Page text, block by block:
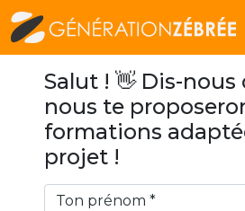
Salut ! 👋 Dis-nous
nous te
formations
projet !